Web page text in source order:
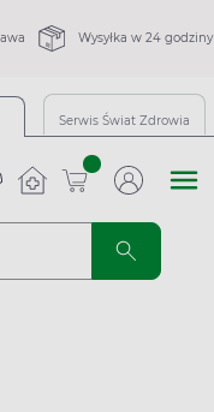
Wysyłka w 24 godziny
Serwis Świat Zdrowia
sztuk